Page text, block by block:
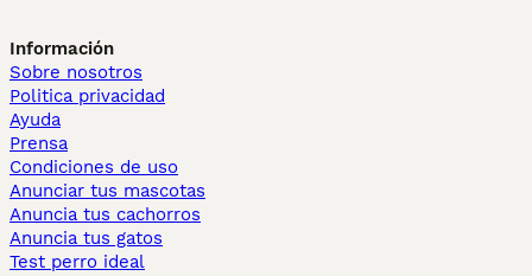
Información
Sobre nosotros
Politica privacidad
Ayuda
Prensa
Condiciones de uso
Anunciar tus mascotas
Anuncia tus cachorros
Anuncia tus gatos
Test perro ideal